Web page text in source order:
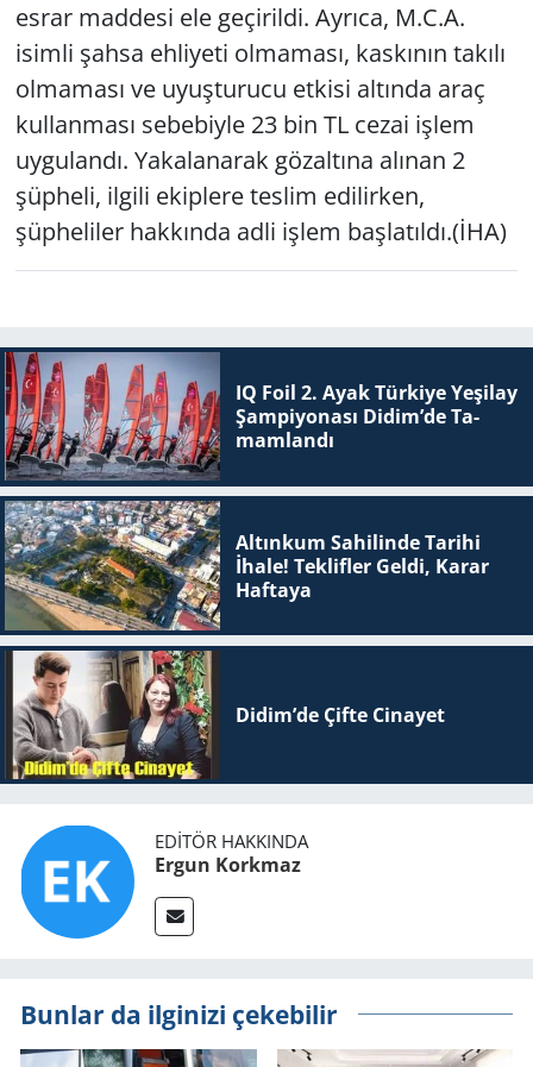
esrar maddesi ele geçirildi. Ayrıca, M.C.A.
isimli şahsa ehliyeti olmaması, kaskının takılı
olmaması ve uyuşturucu etkisi altında araç
kullanması sebebiyle 23 bin TL cezai işlem
uygulandı. Yakalanarak gözaltına alınan 2
şüpheli, ilgili ekiplere teslim edilirken,
şüpheliler hakkında adli işlem başlatıldı.(İHA)
IQ Foil 2. Ayak Tür­ki­ye Ye­şi­lay
Şam­pi­yo­na­sı Didim’de Ta­
mam­lan­dı
Altınkum Sahilinde Tarihi
İhale! Teklifler Geldi, Karar
Haftaya
Didim’de Çifte Ci­na­yet
EDITÖR HAKKINDA
Ergun Korkmaz
Bunlar da ilginizi çekebilir